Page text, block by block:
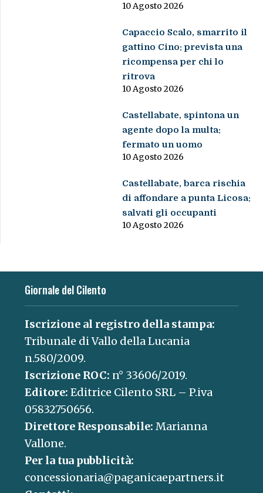
10 Agosto 2026
Capaccio Scalo, smarrito il
gattino Cino: prevista una
ricompensa per chi lo
ritrova
10 Agosto 2026
Castellabate, spintona un
agente dopo la multa:
fermato un uomo
10 Agosto 2026
Castellabate, barca rischia
di affondare a punta Licosa:
salvati gli occupanti
10 Agosto 2026
Giornale del Cilento
Iscrizione al registro della stampa:
Tribunale di Vallo della Lucania
n.580/2009.
Iscrizione ROC: n° 33606/2019.
Editore: Editrice Cilento SRL – P.iva
05832750656.
Direttore Responsabile: Marianna
Vallone.
Per la tua pubblicità:
concessionaria@paganicaepartners.it